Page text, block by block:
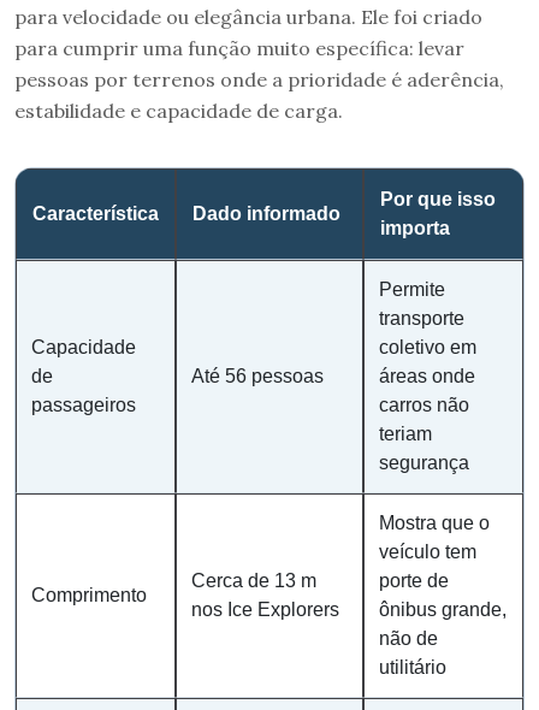
para velocidade ou elegância urbana. Ele foi criado
para cumprir uma função muito específica: levar
pessoas por terrenos onde a prioridade é aderência,
estabilidade e capacidade de carga.
Característica Dado informado
Por que isso
importa
Capacidade
de
passageiros
Até 56 pessoas
Permite
transporte
coletivo em
áreas onde
carros não
teriam
segurança
Comprimento
Cerca de 13 m
nos Ice Explorers
Mostra que o
veículo tem
porte de
ônibus grande,
não de
utilitário